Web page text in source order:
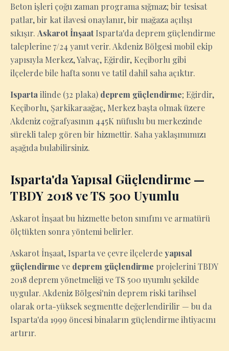
Beton işleri çoğu zaman programa sığmaz; bir tesisat
patlar, bir kat ilavesi onaylanır, bir mağaza açılışı
sıkışır. Askarot İnşaatIsparta'da deprem güçlendirme
taleplerine 7/24 yanıt verir. Akdeniz Bölgesi mobil ekip
yapısıyla Merkez, Yalvaç, Eğirdir, Keçiborlu gibi
ilçelerde bile hafta sonu ve tatil dahil saha açıktır.
Isparta ilinde (32 plaka) deprem güçlendirme; Eğirdir,
Keçiborlu, Şarkikaraağaç, Merkez başta olmak üzere
Akdeniz coğrafyasının 445K nüfuslu bu merkezinde
sürekli talep gören bir hizmettir. Saha yaklaşımımızı
aşağıda bulabilirsiniz.
Isparta'da Yapısal Güçlendirme —
TBDY 2018 ve TS 500 Uyumlu
Askarot İnşaat bu hizmette beton sınıfını ve armatürü
ölçtükten sonra yöntemi belirler.
Askarot İnşaat, Isparta ve çevre ilçelerdeyapısal
güçlendirme ve deprem güçlendirme projelerini TBDY
2018 deprem yönetmeliği ve TS 500 uyumlu şekilde
uygular. Akdeniz Bölgesi'nin deprem riski tarihsel
olarak orta-yüksek segmentte değerlendirilir — bu da
Isparta'da 1999 öncesi binaların güçlendirme ihtiyacını
artırır.